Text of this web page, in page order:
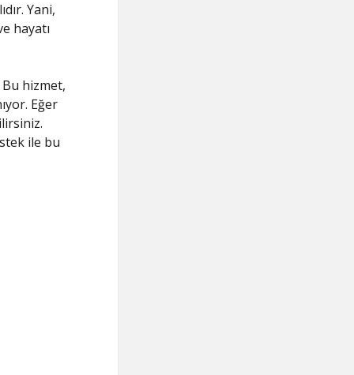
Yani,
hayatı
hizmet,
Eğer
ile bu